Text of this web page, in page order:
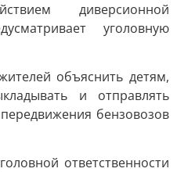
диверсионной
уголовную
объяснить детям,
и отправлять
бензовозов
ответственности